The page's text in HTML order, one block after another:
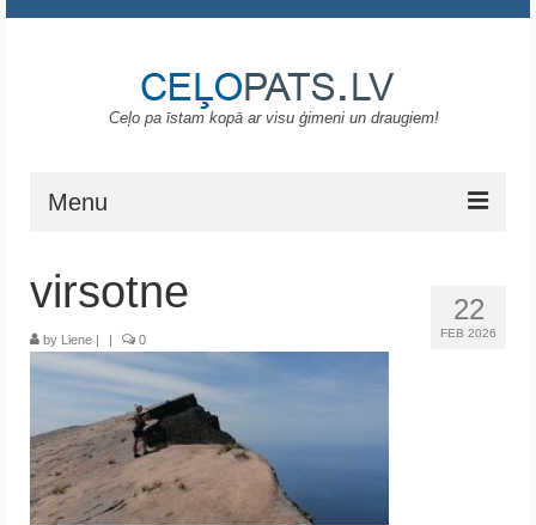
Ceļo pa īstam kopā ar visu ģimeni un draugiem!
Menu
Portugāle
Melnkalne
Grieķija
22
FEB 2026
virsotne
by Liene | | 0